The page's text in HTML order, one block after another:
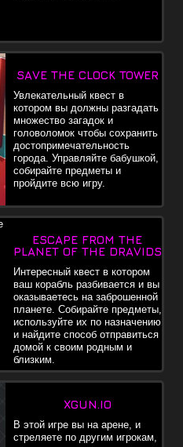
SAVE THE CLOCK TOWER
Увлекательный квест в
котором вы должны разгадать
множество загадок и
головоломок чтобы сохранить
достопримечательность
города. Управляйте бабушкой,
собирайте предметы и
пройдите всю игру.
ESCAPE FROM THE
PLANET OF THE DRAVIDS
Интересный квест в котором
ваш корабль разбивается и вы
оказываетесь на заброшенной
планете. Собирайте предметы,
используйте их по назначению
и найдите способ отправиться
домой к своим родным и
близким.
XGUN.IO
В этой игре вы на арене, и
стреляете по другим игрокам,